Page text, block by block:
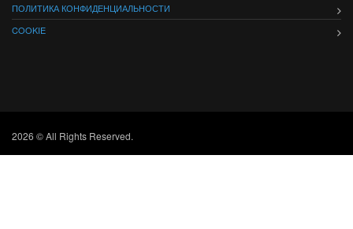
ПОЛИТИКА КОНФИДЕНЦИАЛЬНОСТИ
COOKIE
2026 © All Rights Reserved.